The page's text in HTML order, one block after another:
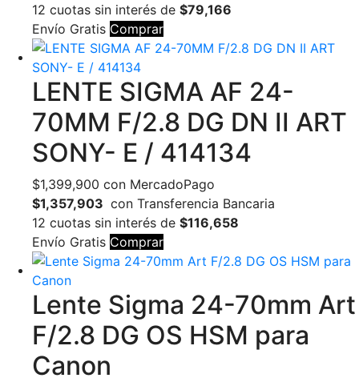
12 cuotas sin interés de $79,166
Envío Gratis Comprar
LENTE SIGMA AF 24-
70MM F/2.8 DG DN II ART
SONY- E / 414134
$1,399,900 con MercadoPago
$1,357,903 con Transferencia Bancaria
12 cuotas sin interés de $116,658
Envío Gratis Comprar
Lente Sigma 24-70mm Art
F/2.8 DG OS HSM para
Canon